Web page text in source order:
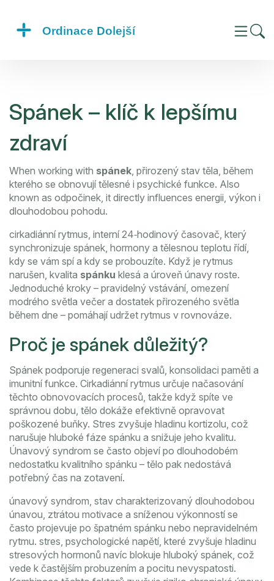
Spánek – klíč k lepšímu
zdraví
When working with spánek, přirozený stav těla, během
kterého se obnovují tělesné i psychické funkce. Also
known as odpočinek, it directly influences energii, výkon i
dlouhodobou pohodu.
cirkadiánní rytmus, interní 24‑hodinový časovač, který
synchronizuje spánek, hormony a tělesnou teplotu řídí,
kdy se vám spí a kdy se probouzíte. Když je rytmus
narušen, kvalita spánku klesá a úroveň únavy roste.
Jednoduché kroky – pravidelný vstávání, omezení
modrého světla večer a dostatek přirozeného světla
během dne – pomáhají udržet rytmus v rovnováze.
Proč je spánek důležitý?
Spánek podporuje regeneraci svalů, konsolidaci paměti a
imunitní funkce. Cirkadiánní rytmus určuje načasování
těchto obnovovacích procesů, takže když spíte ve
správnou dobu, tělo dokáže efektivně opravovat
poškozené buňky. Stres zvyšuje hladinu kortizolu, což
narušuje hluboké fáze spánku a snižuje jeho kvalitu.
Únavový syndrom se často objeví po dlouhodobém
nedostatku kvalitního spánku – tělo pak nedostává
potřebný čas na zotavení.
únavový syndrom, stav charakterizovaný dlouhodobou
únavou, ztrátou motivace a sníženou výkonností se
často projevuje po špatném spánku nebo nepravidelném
rytmu. stres, psychologické napětí, které zvyšuje hladinu
stresových hormonů navíc blokuje hluboký spánek, což
vede k častějším probuzením a pocitu nevyspatosti.